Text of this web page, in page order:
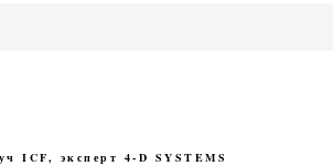
ICF, эксперт 4-D SYSTEMS